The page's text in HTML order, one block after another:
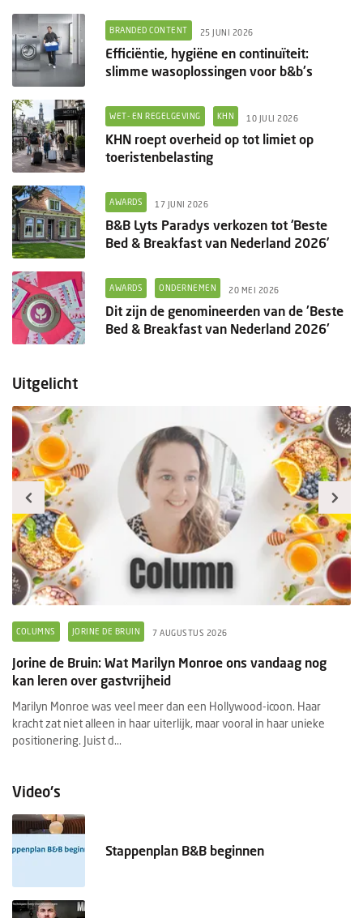
BRANDED CONTENT 25 JUNI 2026
Efficiëntie, hygiëne en continuïteit:
slimme wasoplossingen voor b&b's
WET- EN REGELGEVING KHN 10 JULI 2026
KHN roept overheid op tot limiet op
toeristenbelasting
AWARDS 17 JUNI 2026
B&B Lyts Paradys verkozen tot ‘Beste
Bed & Breakfast van Nederland 2026’
AWARDS ONDERNEMEN 20 MEI 2026
Dit zijn de genomineerden van de 'Beste
Bed & Breakfast van Nederland 2026'
Uitgelicht
COLUMNS JORINE DE BRUIN 7 AUGUSTUS 2026
Jorine de Bruin: Wat Marilyn Monroe ons vandaag nog
kan leren over gastvrijheid
Marilyn Monroe was veel meer dan een Hollywood-icoon. Haar
kracht zat niet alleen in haar uiterlijk, maar vooral in haar unieke
positionering. Juist d...
Video's
Stappenplan B&B beginnen